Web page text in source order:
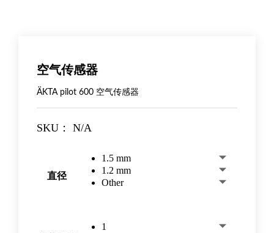
空气传感器
ÄKTA pilot 600 空气传感器
SKU： N/A
直径
1.5 mm
1.2 mm
Other
1